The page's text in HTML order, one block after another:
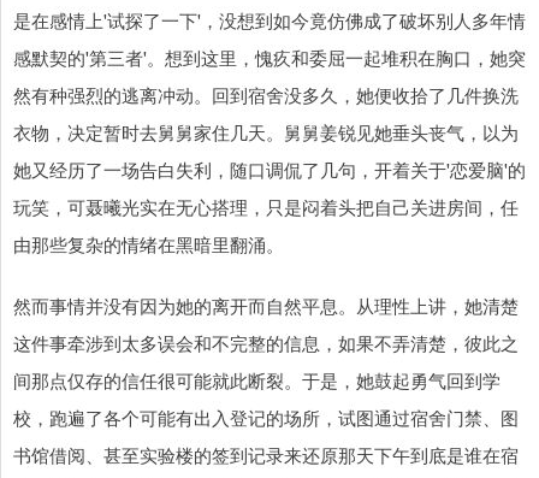
是在感情上'试探了一下'，没想到如今竟仿佛成了破坏别人多年情
感默契的'第三者'。想到这里，愧疚和委屈一起堆积在胸口，她突
然有种强烈的逃离冲动。回到宿舍没多久，她便收拾了几件换洗
衣物，决定暂时去舅舅家住几天。舅舅姜锐见她垂头丧气，以为
她又经历了一场告白失利，随口调侃了几句，开着关于'恋爱脑'的
玩笑，可聂曦光实在无心搭理，只是闷着头把自己关进房间，任
由那些复杂的情绪在黑暗里翻涌。
然而事情并没有因为她的离开而自然平息。从理性上讲，她清楚
这件事牵涉到太多误会和不完整的信息，如果不弄清楚，彼此之
间那点仅存的信任很可能就此断裂。于是，她鼓起勇气回到学
校，跑遍了各个可能有出入登记的场所，试图通过宿舍门禁、图
书馆借阅、甚至实验楼的签到记录来还原那天下午到底是谁在宿